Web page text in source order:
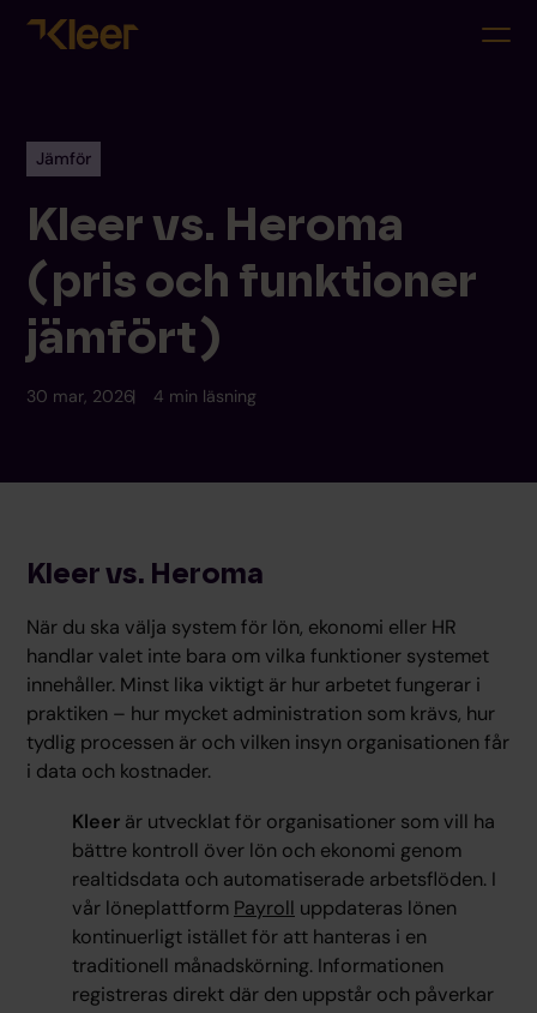
Jämför
Kleer vs. Heroma
(pris och funktioner
jämfört)
30 mar, 2026 4 min läsning
Kleer vs. Heroma
När du ska välja system för lön, ekonomi eller HR
handlar valet inte bara om vilka funktioner systemet
innehåller. Minst lika viktigt är hur arbetet fungerar i
praktiken – hur mycket administration som krävs, hur
tydlig processen är och vilken insyn organisationen får
i data och kostnader.
Kleer är utvecklat för organisationer som vill ha
bättre kontroll över lön och ekonomi genom
realtidsdata och automatiserade arbetsflöden. I
vår löneplattform Payroll uppdateras lönen
kontinuerligt istället för att hanteras i en
traditionell månadskörning. Informationen
registreras direkt där den uppstår och påverkar